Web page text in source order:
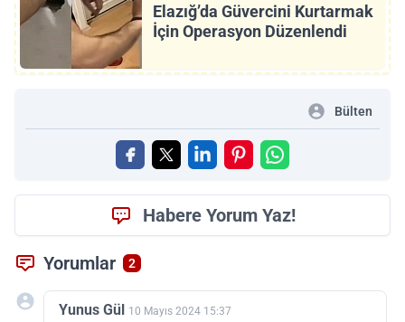
Elazığ’da Güvercini Kurtarmak
İçin Operasyon Düzenlendi
Bülten
Habere Yorum Yaz!
Yorumlar 2
Yunus Gül 10 Mayıs 2024 15:37